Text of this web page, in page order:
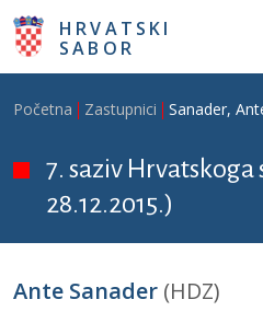
Skoči na glavni sadržaj
HRVATSKI
SABOR
Breadcrumb
Početna Zastupnici Sanader,
7. saziv Hrvatskoga
28.12.2015.)
Ante Sanader (HDZ)